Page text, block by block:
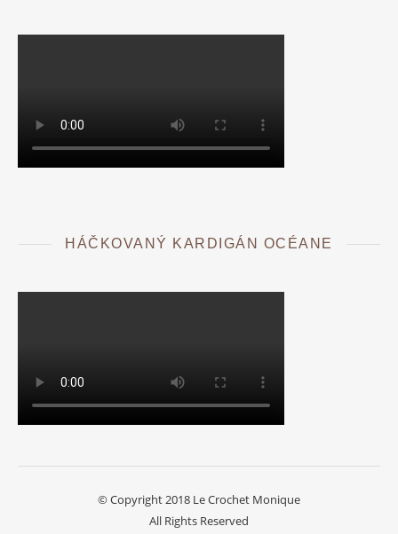
HÁČKOVANÝ KARDIGÁN OCÉANE
© Copyright 2018 Le Crochet Monique
All Rights Reserved